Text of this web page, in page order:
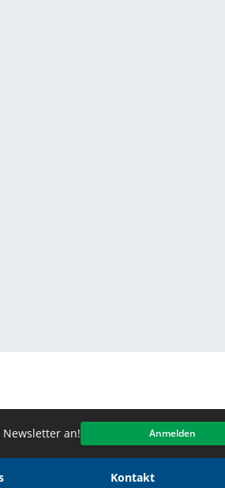
an! Anmelden
Kontakt